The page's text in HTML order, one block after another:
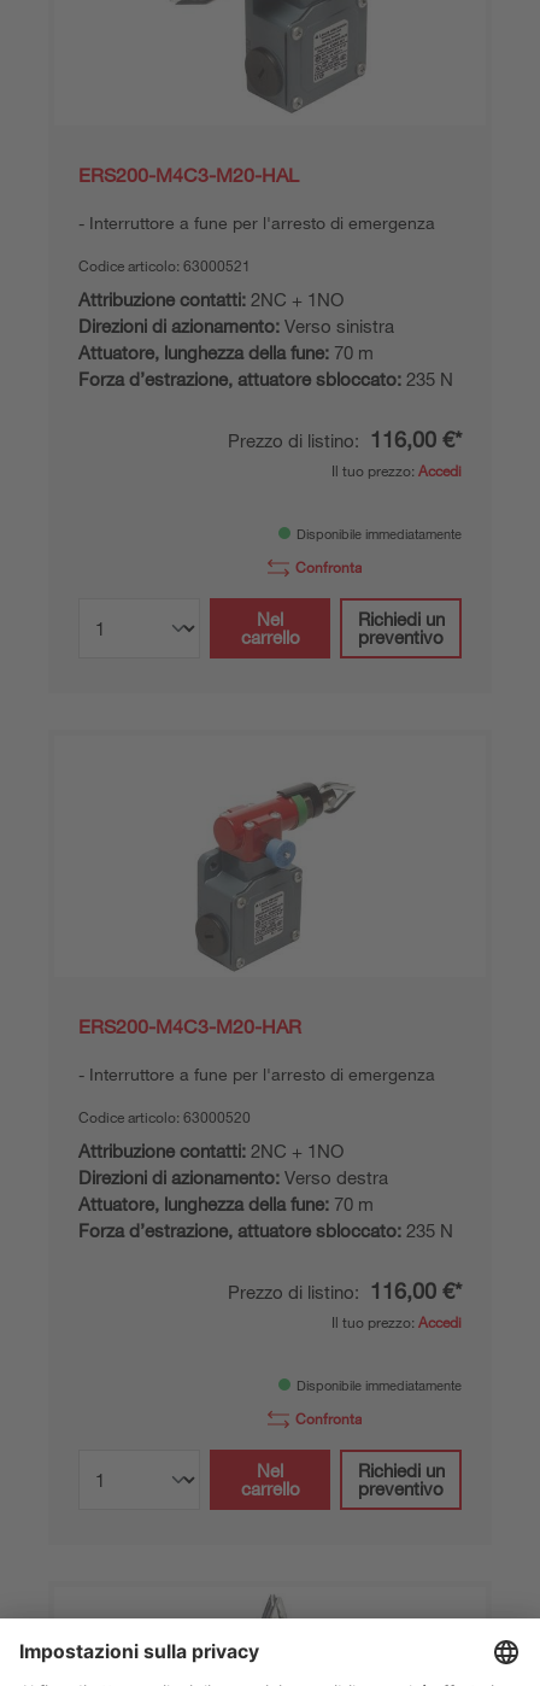
ERS200-M4C3-M20-HAL
Interruttore a fune per l'arresto di emergenza
Codice articolo: 63000521
Attribuzione contatti: 2NC + 1NO
Direzioni di azionamento: Verso sinistra
Attuatore, lunghezza della fune: 70 m
Forza d’estrazione, attuatore sbloccato: 235 N
Prezzo di listino: 116,00 €*
Il tuo prezzo: Accedi
Disponibile immediatamente
Confronta
Nel
carrello
Richiedi un
preventivo
ERS200-M4C3-M20-HAR
Interruttore a fune per l'arresto di emergenza
Codice articolo: 63000520
Attribuzione contatti: 2NC + 1NO
Direzioni di azionamento: Verso destra
Attuatore, lunghezza della fune: 70 m
Forza d’estrazione, attuatore sbloccato: 235 N
Prezzo di listino: 116,00 €*
Il tuo prezzo: Accedi
Disponibile immediatamente
Confronta
Nel
carrello
Richiedi un
preventivo